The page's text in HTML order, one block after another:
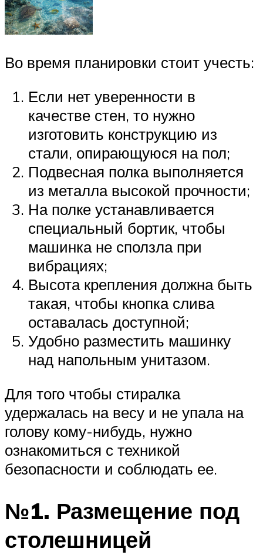
Во время планировки стоит учесть:
Если нет уверенности в
качестве стен, то нужно
изготовить конструкцию из
стали, опирающуюся на пол;
Подвесная полка выполняется
из металла высокой прочности;
На полке устанавливается
специальный бортик, чтобы
машинка не сползла при
вибрациях;
Высота крепления должна быть
такая, чтобы кнопка слива
оставалась доступной;
Удобно разместить машинку
над напольным унитазом.
Для того чтобы стиралка
удержалась на весу и не упала на
голову кому-нибудь, нужно
ознакомиться с техникой
безопасности и соблюдать ее.
№1. Размещение под
столешницей